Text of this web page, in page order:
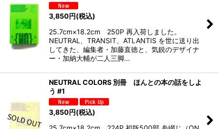
3,850円(税込)
25.7cm×18.2cm 250P 再入荷しました。
NEUTRAL、TRANSIT、ATLANTIS を世に送り出
してきた、編集者・加藤直徳と、気鋭のデザイナ
ー・加納大輔が二人三脚…
NEUTRAL COLORS 別冊 ほんとの本の話をしよ
う #1
3,850円(税込)